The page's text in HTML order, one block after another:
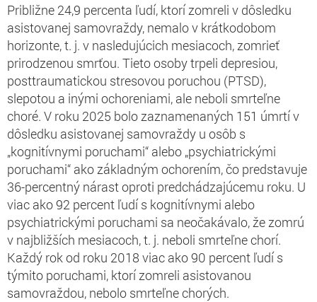
Približne 24,9 percenta ľudí, ktorí zomreli v dôsledku
asistovanej samovraždy, nemalo v krátkodobom
horizonte, t. j. v nasledujúcich mesiacoch, zomrieť
prirodzenou smrťou. Tieto osoby trpeli depresiou,
posttraumatickou stresovou poruchou (PTSD),
slepotou a inými ochoreniami, ale neboli smrteľne
choré. V roku 2025 bolo zaznamenaných 151 úmrtí v
dôsledku asistovanej samovraždy u osôb s
„kognitívnymi poruchami“ alebo „psychiatrickými
poruchami“ ako základným ochorením, čo predstavuje
36-percentný nárast oproti predchádzajúcemu roku. U
viac ako 92 percent ľudí s kognitívnymi alebo
psychiatrickými poruchami sa neočakávalo, že zomrú
v najbližších mesiacoch, t. j. neboli smrteľne chorí.
Každý rok od roku 2018 viac ako 90 percent ľudí s
týmito poruchami, ktorí zomreli asistovanou
samovraždou, nebolo smrteľne chorých.